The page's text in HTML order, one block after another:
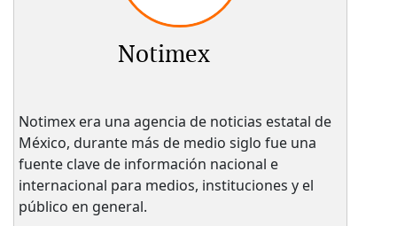
Notimex
Notimex era una agencia de noticias estatal de
México, durante más de medio siglo fue una
fuente clave de información nacional e
internacional para medios, instituciones y el
público en general.